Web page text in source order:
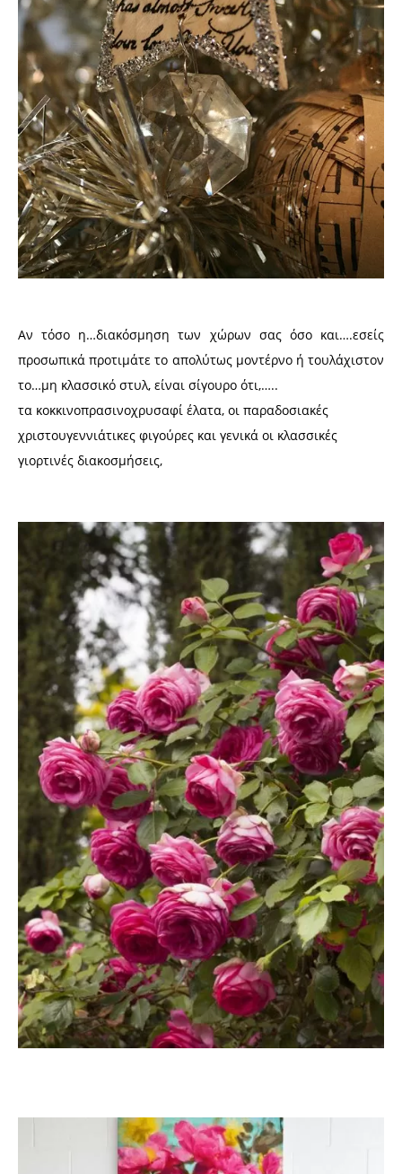
Αν τόσο η…διακόσμηση των χώρων σας όσο και….εσείς
προσωπικά προτιμάτε το απολύτως μοντέρνο ή τουλάχιστον
το…μη κλασσικό στυλ, είναι σίγουρο ότι,…..
τα κοκκινοπρασινοχρυσαφί έλατα, οι παραδοσιακές
χριστουγεννιάτικες φιγούρες και γενικά οι κλασσικές
γιορτινές διακοσμήσεις,